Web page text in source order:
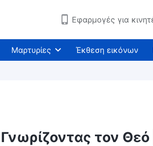
Εφαρμογές για
Μαρτυρίες Έκθεση εικόνων
Γνωρίζοντας τον